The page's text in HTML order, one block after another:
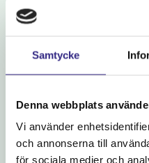
Samtycke
Denna webbplats
Vi använder
och annonserna till
för sociala medier och
Sista chansen för i